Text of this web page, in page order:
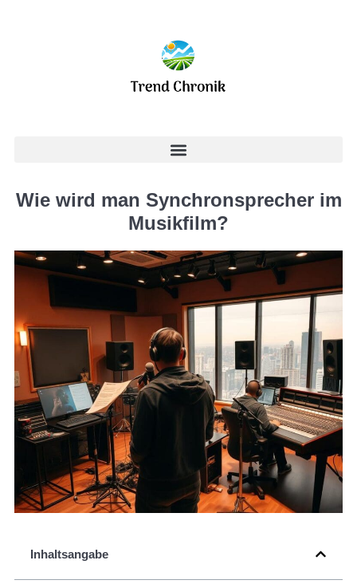
Wie wird man Synchronsprecher im
Musikfilm?
Inhaltsangabe